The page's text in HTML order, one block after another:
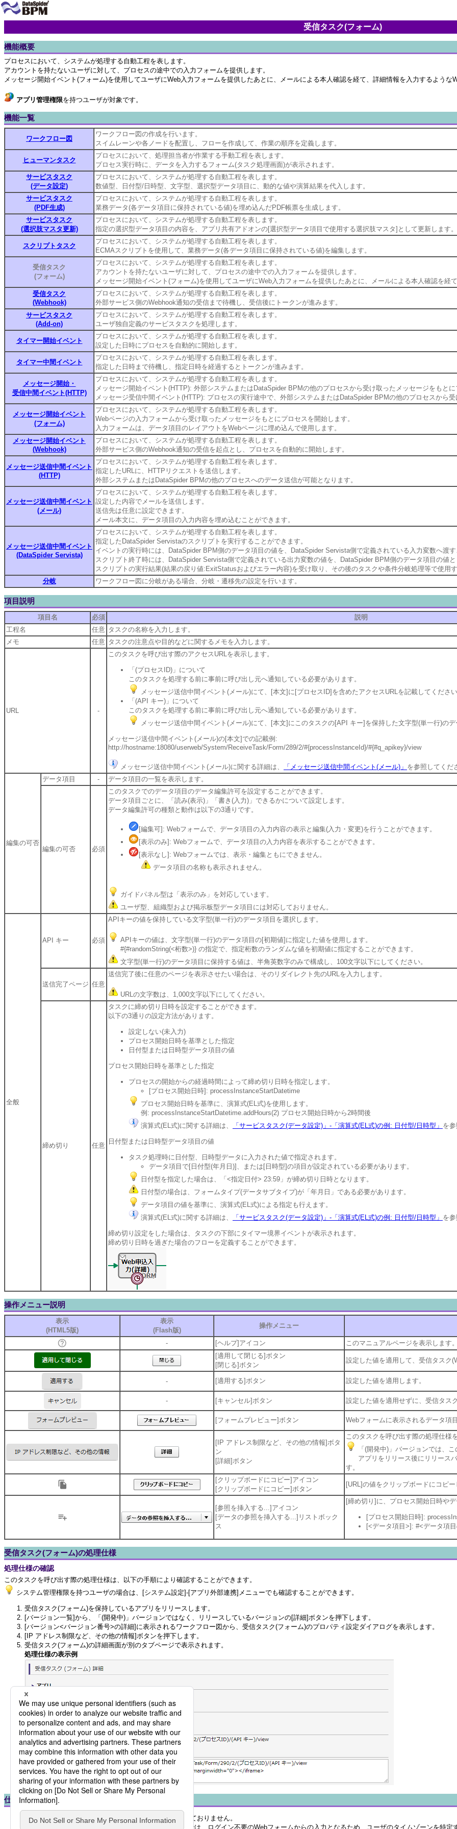
受信タスク(フォーム)
機能概要
プロセスにおいて、システムが処理する自動工程を表します。
アカウントを持たないユーザに対して、プロセスの途中での入力フォームを提供します。
メッセージ開始イベント(フォーム)を使用してユーザにWeb入力フォームを提供したあとに、メールによる本人確認を経て、詳細情報を入力するような
アプリ管理権限を持つユーザが対象です。
機能一覧
ワークフロー図
ワークフロー図の作成を行います。
スイムレーンや各ノードを配置し、フローを作成して、作業の順序を定義します。
ヒューマンタスク
プロセスにおいて、処理担当者が作業する手動工程を表します。
プロセス実行時に、データを入力するフォーム(タスク処理画面)が表示されます。
サービスタスク
(データ設定)
プロセスにおいて、システムが処理する自動工程を表します。
数値型、日付型/日時型、文字型、選択型データ項目に、動的な値や演算結果を代入します。
サービスタスク
(PDF生成)
プロセスにおいて、システムが処理する自動工程を表します。
業務データ(各データ項目に保持されている値)を埋め込んだPDF帳票を生成します。
サービスタスク
(選択肢マスタ更新)
プロセスにおいて、システムが処理する自動工程を表します。
指定の選択型データ項目の内容を、アプリ共有アドオンの[選択型データ項目で使用する選択肢マスタ]として更新します。
スクリプトタスク
プロセスにおいて、システムが処理する自動工程を表します。
ECMAスクリプトを使用して、業務データ(各データ項目に保持されている値)を編集します。
受信タスク
(フォーム)
プロセスにおいて、システムが処理する自動工程を表します。
アカウントを持たないユーザに対して、プロセスの途中での入力フォームを提供します。
メッセージ開始イベント(フォーム)を使用してユーザにWeb入力フォームを提供したあとに、メールによる本人確認を経
受信タスク
(Webhook)
プロセスにおいて、システムが処理する自動工程を表します。
外部サービス側のWebhook通知の受信まで待機し、受信後にトークンが進みます。
サービスタスク
(Add-on)
プロセスにおいて、システムが処理する自動工程を表します。
ユーザ独自定義のサービスタスクを処理します。
タイマー開始イベント
プロセスにおいて、システムが処理する自動工程を表します。
設定した日時にプロセスを自動的に開始します。
タイマー中間イベント
プロセスにおいて、システムが処理する自動工程を表します。
指定した日時まで待機し、指定日時を経過するとトークンが進みます。
メッセージ開始・
受信中間イベント(HTTP)
プロセスにおいて、システムが処理する自動工程を表します。
メッセージ開始イベント(HTTP): 外部システムまたはDataSpider BPMの他のプロセスから受け取ったメッセージをもとに
メッセージ受信中間イベント(HTTP): プロセスの実行途中で、外部システムまたはDataSpider BPMの他のプロセスから
メッセージ開始イベント
(フォーム)
プロセスにおいて、システムが処理する自動工程を表します。
Webページの入力フォームから受け取ったメッセージをもとにプロセスを開始します。
入力フォームは、データ項目のレイアウトをWebページに埋め込んで使用します。
メッセージ開始イベント
(Webhook)
プロセスにおいて、システムが処理する自動工程を表します。
外部サービス側のWebhook通知の受信を起点とし、プロセスを自動的に開始します。
メッセージ送信中間イベント
(HTTP)
プロセスにおいて、システムが処理する自動工程を表します。
指定したURLに、HTTPリクエストを送信します。
外部システムまたはDataSpider BPMの他のプロセスへのデータ送信が可能となります。
メッセージ送信中間イベント
(メール)
プロセスにおいて、システムが処理する自動工程を表します。
設定した内容でメールを送信します。
送信先は任意に設定できます。
メール本文に、データ項目の入力内容を埋め込むことができます。
メッセージ送信中間イベント
(DataSpider Servista)
プロセスにおいて、システムが処理する自動工程を表します。
指定したDataSpider Servistaのスクリプトを実行することができます。
イベントの実行時には、DataSpider BPM側のデータ項目の値を、DataSpider Servista側で定義されている入力変数へ渡す
スクリプト終了時には、DataSpider Servista側で定義されている出力変数の値を、DataSpider BPM側のデータ項目の値と
スクリプトの実行結果(結果の戻り値:ExitStatusおよびエラー内容)を受け取り、その後のタスクや条件分岐処理等で使用す
分岐
ワークフロー図に分岐がある場合、分岐・遷移先の設定を行います。
項目説明
項目名 必須
説明
工程名
任意 タスクの名称を入力します。
メモ
任意 タスクの注意点や目的などに関するメモを入力します。
URL -
このタスクを呼び出す際のアクセスURLを表示します。
「(プロセスID)」について
このタスクを処理する前に事前に呼び出し元へ通知している必要があります。
メッセージ送信中間イベント(メール)にて、[本文]に[プロセスID]を含めたアクセスURLを記載してください
「(API キー)」について
このタスクを処理する前に事前に呼び出し元へ通知している必要があります。
メッセージ送信中間イベント(メール)にて、[本文]にこのタスクの[API キー]を保持した文字型(単一行)の
メッセージ送信中間イベント(メール)の[本文]での記載例:
http://hostname:18080/userweb/System/ReceiveTask/Form/289/2/#{processInstanceId}/#{#q_apikey}/view
メッセージ送信中間イベント(メール)に関する詳細は、 「メッセージ送信中間イベント(メール)」 を参照してくだ
編集の可否
データ項目 - データ項目の一覧を表示します。
編集の可否 必須
このタスクでのデータ項目のデータ編集許可を設定することができます。
データ項目ごとに、「読み(表示)」「書き(入力)」できるかについて設定します。
データ編集許可の種類と動作は以下の3通りです。
[編集可]: Webフォームで、データ項目の入力内容の表示と編集(入力・変更)を行うことができます。
[表示のみ]: Webフォームで、データ項目の入力内容を表示することができます。
[表示なし]: Webフォームでは、表示・編集ともにできません。
データ項目の名称も表示されません。
ガイドパネル型は「表示のみ」を対応しています。
ユーザ型、組織型および掲示板型データ項目には対応しておりません。
全般
API キー 必須
APIキーの値を保持している文字型(単一行)のデータ項目を選択します。
APIキーの値は、文字型(単一行)のデータ項目の[初期値]に指定した値を使用します。
#{#randomString(<桁数>)} の指定で、指定桁数のランダムな値を初期値に指定することができます。
文字型(単一行)のデータ項目に保持する値は、半角英数字のみで構成し、100文字以下にしてください。
送信完了ページ 任意
送信完了後に任意のページを表示させたい場合は、そのリダイレクト先のURLを入力します。
URLの文字数は、1,000文字以下にしてください。
締め切り 任意
タスクに締め切り日時を設定することができます。
以下の3通りの設定方法があります。
設定しない(未入力)
プロセス開始日時を基準とした指定
日付型または日時型データ項目の値
プロセス開始日時を基準とした指定
プロセスの開始からの経過時間によって締め切り日時を指定します。
[プロセス開始日時]: processInstanceStartDatetime
プロセス開始日時を基準に、演算式(EL式)を使用します。
例: processInstanceStartDatetime.addHours(2) プロセス開始日時から2時間後
演算式(EL式)に関する詳細は、
「サービスタスク(データ設定)」-「演算式(EL式)の例: 日付型/日時型」 を参
日付型または日時型データ項目の値
タスク処理時に日付型、日時型データに入力された値で指定されます。
データ項目で[日付型(年月日)]、または[日時型]の項目が設定されている必要があります。
日付型を指定した場合は、「<指定日付> 23:59」が締め切り日時となります。
日付型の場合は、フォームタイプ(データサブタイプ)が「年月日」である必要があります。
データ項目の値を基準に、演算式(EL式)による指定も行えます。
演算式(EL式)に関する詳細は、
「サービスタスク(データ設定)」-「演算式(EL式)の例: 日付型/日時型」 を参
締め切り設定をした場合は、タスクの下部にタイマー境界イベントが表示されます。
締め切り日時を過ぎた場合のフローを定義することができます。
操作メニュー説明
表示
(HTML5版)
表示
(Flash版)
操作メニュー
- [ヘルプ]アイコン
このマニュアルページを表示します。
[適用して閉じる]ボタン
[閉じる]ボタン
設定した値を適用して、受信タスク
- [適用する]ボタン 設定した値を適用します。
- [キャンセル]ボタン 設定した値を適用せずに、受信タス
[フォームプレビュー]ボタン Webフォームに表示されるデータ項
[IP アドレス制限など、その他の情報]ボタ
ン
[詳細]ボタン
このタスクを呼び出す際の処理仕様
「(開発中)」バージョンでは、
アプリをリリース後にリリースバ
す。
[クリップボードにコピー]アイコン
[クリップボードにコピー]ボタン
[URL]の値をクリップボードにコピー
[参照を挿入する...]アイコン
[データの参照を挿入する...]リストボック
ス
[締め切り]に、プロセス開始日時や
[プロセス開始日時]:
[<データ項目>]: #<データ項
受信タスク(フォーム)の処理仕様
処理仕様の確認
このタスクを呼び出す際の処理仕様は、以下の手順により確認することができます。
システム管理権限を持つユーザの場合は、[システム設定]-[アプリ外部連携]メニューでも確認することができます。
受信タスク(フォーム)を保持しているアプリをリリースします。
[バージョン一覧]から、「(開発中)」バージョンではなく、リリースしているバージョンの[詳細]ボタンを押下します。
[バージョン<バージョン番号>の詳細]に表示されるワークフロー図から、受信タスク(フォーム)のプロパティ設定ダイアログを表示します。
[IP アドレス制限など、その他の情報]ボタンを押下します。
受信タスク(フォーム)の詳細画面が別のタブページで表示されます。
処理仕様の表示例
仕様制限
ユーザ型、組織型および掲示板型データ項目には対応しておりません。
「受信タスク(フォーム)」で表示されるタスク処理画面では、ログイン不要のWebフォームからの入力となるため、ユーザのタイムゾーンを特定